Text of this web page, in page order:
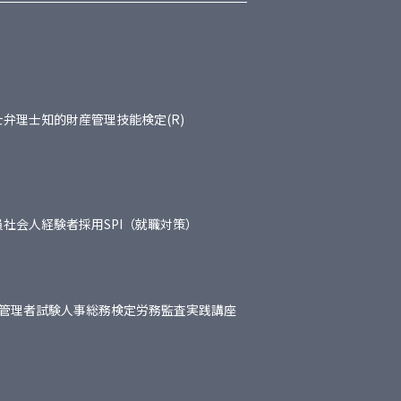
弁理士知的財産管理技能検定(R)
社会人経験者採用SPI（就職対策）
理者試験人事総務検定労務監査実践講座